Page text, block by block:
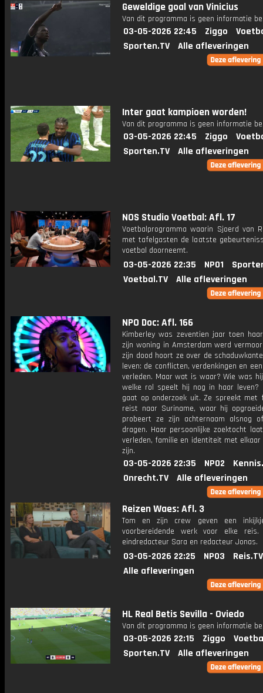
Geweldige goal van Vinicius
Van dit programma is geen informatie
03-05-2026 22:45 Ziggo
Sporten.TV
Alle afleveringen
Inter gaat kampioen worden!
Van dit programma is geen informatie
03-05-2026 22:45 Ziggo
Sporten.TV
Alle afleveringen
NOS Studio Voetbal: Afl. 17
Voetbalprogramma waarin Sjoerd van
met tafelgasten de laatste
voetbal doorneemt.
03-05-2026 22:35 NPO1
Voetbal.TV
Alle afleveringen
NPO Doc: Afl. 166
Kimberley was zeventien jaar toen
zijn woning in Amsterdam werd
zijn dood hoort ze over de
leven: de conflicten, verdenkingen en
verleden. Maar wat is waar? Wie was
welke rol speelt hij nog in haar leven?
gaat op onderzoek uit. Ze spreekt met
reist naar Suriname, waar hij
probeert ze zijn achternaam alsnog
dragen. Haar persoonlijke zoektocht
verleden, familie en identiteit met elkaar
zijn.
03-05-2026 22:35 NPO2
Onrecht.TV
Alle afleveringen
Reizen Waes: Afl. 3
Tom en zijn crew geven een
voorbereidende werk voor elke
eindredacteur Sara en redacteur Jonas.
03-05-2026 22:25 NPO3
Reis.TV
Alle afleveringen
HL Real Betis Sevilla - Oviedo
Van dit programma is geen informatie
03-05-2026 22:15 Ziggo
Sporten.TV
Alle afleveringen